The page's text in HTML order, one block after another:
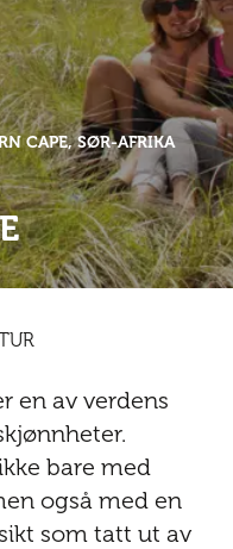
Sol og bad
Storby
Vinter
CAPE, SØR-AFRIKA
en av verdens
bare med
også med en
som tatt ut av